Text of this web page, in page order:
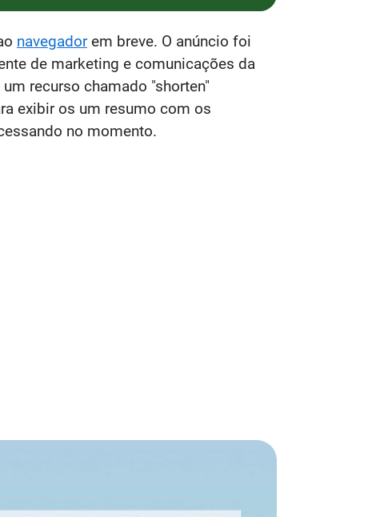
navegadorem breve. O anúncio foi
de marketing e comunicações da
recurso chamado "shorten"
exibir os um resumo com os
no momento.